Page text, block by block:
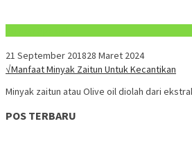
21 September 201828 Maret 2024
√Manfaat Minyak Zaitun Untuk Kecantikan
Minyak zaitun atau Olive oil diolah dari
POS TERBARU